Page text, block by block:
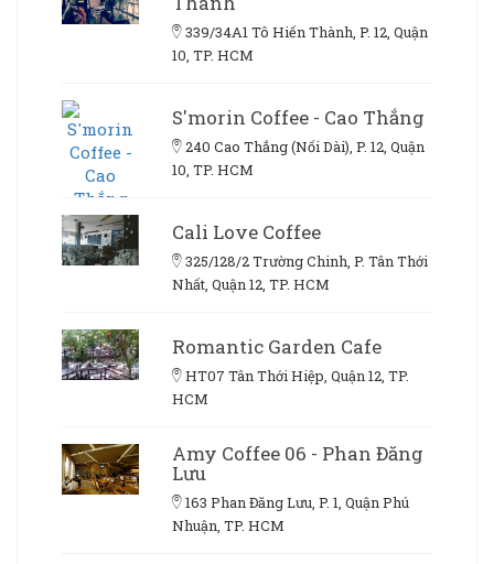
339/34A1 Tô Hiến Thành, P. 12, Quận
10, TP. HCM
S'morin Coffee - Cao Thắng
240 Cao Thắng (Nối Dài), P. 12, Quận
10, TP. HCM
Cali Love Coffee
325/128/2 Trường Chinh, P. Tân Thới
Nhất, Quận 12, TP. HCM
Romantic Garden Cafe
HT07 Tân Thới Hiệp, Quận 12, TP.
HCM
Amy Coffee 06 - Phan Đăng
Lưu
163 Phan Đăng Lưu, P. 1, Quận Phú
Nhuận, TP. HCM